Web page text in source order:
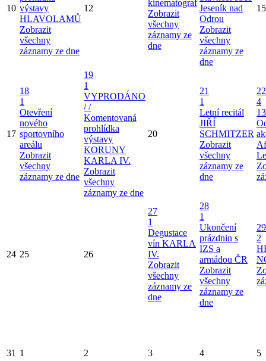
10 výstavy
HLAVOLAMŮ
Zobrazit
všechny
záznamy ze dne
12
kinematograf
Zobrazit
všechny
záznamy ze
dne
Jeseník nad
Odrou
Zobrazit
všechny
záznamy ze
dne
15
17
18
1
Otevření
nového
sportovního
areálu
Zobrazit
všechny
záznamy ze dne
19
1
VYPRODÁNO
/ /
Komentovaná
prohlídka
výstavy
KORUNY
KARLA IV.
Zobrazit
všechny
záznamy ze dne
20
21
1
Letní recitál
JIŘÍ
SCHMITZER
Zobrazit
všechny
záznamy ze
dne
22
4
24 25 26
27
1
Degustace
vín KARLA
IV.
Zobrazit
všechny
záznamy ze
dne
28
1
Ukončení
prázdnin s
IZS a
armádou ČR
Zobrazit
všechny
záznamy ze
dne
29
2
31 1 2 3 4 5